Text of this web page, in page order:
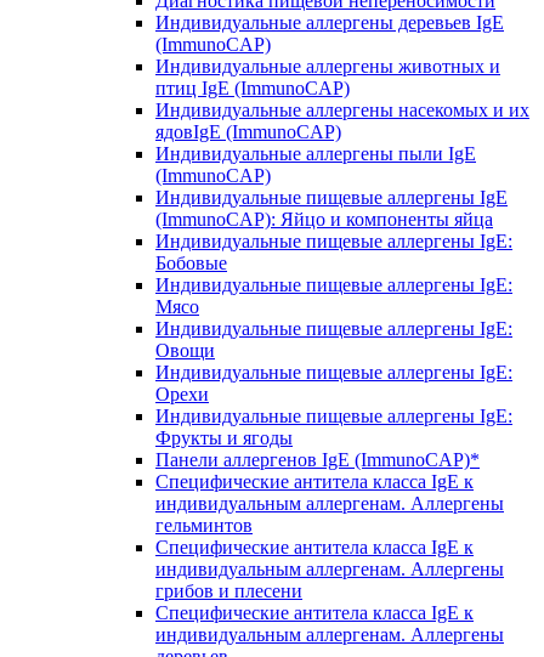
Индивидуальные аллергены деревьев IgE
(ImmunoCAP)
Индивидуальные аллергены животных и
птиц IgE (ImmunoCAP)
Индивидуальные аллергены насекомых и их
ядовIgE (ImmunoCAP)
Индивидуальные аллергены пыли IgE
(ImmunoCAP)
Индивидуальные пищевые аллергены IgE
(ImmunoCAP): Яйцо и компоненты яйца
Индивидуальные пищевые аллергены IgE:
Бобовые
Индивидуальные пищевые аллергены IgE:
Мясо
Индивидуальные пищевые аллергены IgE:
Овощи
Индивидуальные пищевые аллергены IgE:
Орехи
Индивидуальные пищевые аллергены IgE:
Фрукты и ягоды
Панели аллергенов IgE (ImmunoCAP)*
Специфические антитела класса IgE к
индивидуальным аллергенам. Аллергены
гельминтов
Специфические антитела класса IgE к
индивидуальным аллергенам. Аллергены
грибов и плесени
Специфические антитела класса IgE к
индивидуальным аллергенам. Аллергены